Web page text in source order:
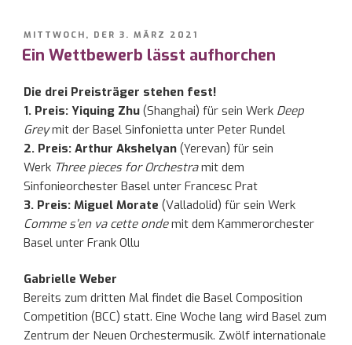
VERÖFFENTLICHT
AM
MITTWOCH, DER 3. MÄRZ 2021
Ein Wettbewerb lässt aufhorchen
Die drei Preisträger stehen fest!
1. Preis: Yiquing Zhu (Shanghai) für sein Werk Deep
Greymit der Basel Sinfonietta unter Peter Rundel
2. Preis: Arthur Akshelyan (Yerevan) für sein
Werk Three pieces for Orchestramit dem
Sinfonieorchester Basel unter Francesc Prat
3. Preis: Miguel Morate (Valladolid) für sein Werk
Comme s’en va cette ondemit dem Kammerorchester
Basel unter Frank Ollu
Gabrielle Weber
Bereits zum dritten Mal findet die Basel Composition
Competition (BCC) statt. Eine Woche lang wird Basel zum
Zentrum der Neuen Orchestermusik. Zwölf internationale